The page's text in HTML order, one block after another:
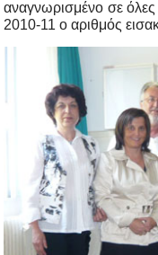
αναγνωρισμένο σε όλες
2010-11 ο αριθμός